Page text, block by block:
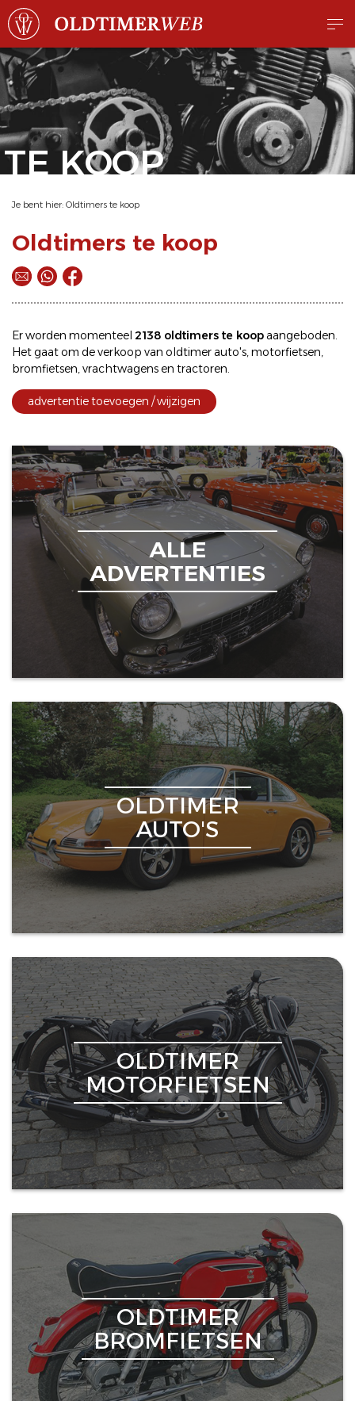
TE KOOP
Je bent hier: Oldtimers te koop
Oldtimers te koop
Er worden momenteel 2138 oldtimers te koopaangeboden.
Het gaat om deverkoop van oldtimerauto's,motorfietsen,
bromfietsen,vrachtwagens en tractoren.
advertentie toevoegen / wijzigen
ALLE
ADVERTENTIES
OLDTIMER
AUTO'S
OLDTIMER
MOTORFIETSEN
OLDTIMER
BROMFIETSEN